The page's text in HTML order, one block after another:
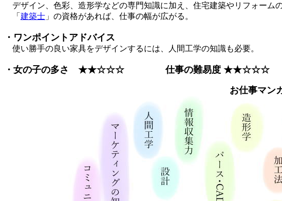
デザイン、色彩、造形学などの専門知識に加え、住宅建築やリフォーム
「 建築士 」の資格があれば、仕事の幅が広がる。
・ワンポイントアドバイス
使い勝手の良い家具をデザインするには、人間工学の知識も必要。
・女の子の多さ ★★☆☆☆ 仕事の難易度 ★★☆☆☆
お仕事マン